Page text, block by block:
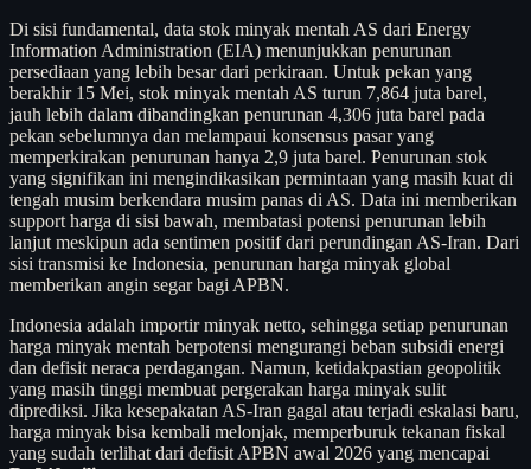
Di sisi fundamental, data stok minyak mentah AS dari Energy
Information Administration (EIA) menunjukkan penurunan
persediaan yang lebih besar dari perkiraan. Untuk pekan yang
berakhir 15 Mei, stok minyak mentah AS turun 7,864 juta barel,
jauh lebih dalam dibandingkan penurunan 4,306 juta barel pada
pekan sebelumnya dan melampaui konsensus pasar yang
memperkirakan penurunan hanya 2,9 juta barel. Penurunan stok
yang signifikan ini mengindikasikan permintaan yang masih kuat di
tengah musim berkendara musim panas di AS. Data ini memberikan
support harga di sisi bawah, membatasi potensi penurunan lebih
lanjut meskipun ada sentimen positif dari perundingan AS-Iran. Dari
sisi transmisi ke Indonesia, penurunan harga minyak global
memberikan angin segar bagi APBN.
Indonesia adalah importir minyak netto, sehingga setiap penurunan
harga minyak mentah berpotensi mengurangi beban subsidi energi
dan defisit neraca perdagangan. Namun, ketidakpastian geopolitik
yang masih tinggi membuat pergerakan harga minyak sulit
diprediksi. Jika kesepakatan AS-Iran gagal atau terjadi eskalasi baru,
harga minyak bisa kembali melonjak, memperburuk tekanan fiskal
yang sudah terlihat dari defisit APBN awal 2026 yang mencapai